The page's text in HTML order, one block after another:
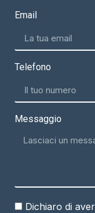
Email
Telefono
Messaggio
Dichiaro di